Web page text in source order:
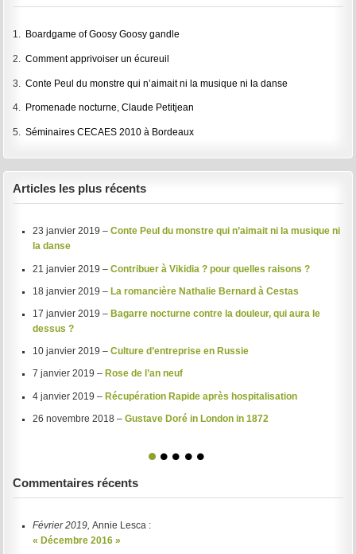
1. Boardgame of Goosy Goosy gandle
2.Comment apprivoiser un écureuil
3.Conte Peul du monstre qui n’aimait ni la musique ni la danse
4. Promenade nocturne, Claude Petitjean
5.Séminaires CECAES 2010 à Bordeaux
Articles les plus récents
23 janvier 2019 – Conte Peul du monstre qui n’aimait ni la musique ni
la danse
21 janvier 2019 – Contribuer à Vikidia ? pour quelles raisons ?
18 janvier 2019 – La romancière Nathalie Bernard à Cestas
17 janvier 2019 – Bagarre nocturne contre la douleur, qui aura le
dessus ?
10 janvier 2019 – Culture d’entreprise en Russie
7 janvier 2019 – Rose de l’an neuf
4 janvier 2019 – Récupération Rapide après hospitalisation
26 novembre 2018 – Gustave Doré in London in 1872
1 2 3 4 5
Commentaires récents
Février 2019, Annie Lesca :
« Décembre 2016 »